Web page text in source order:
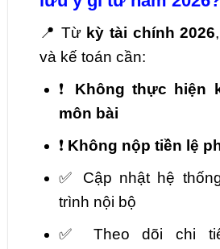
📍 Từ kỳ tài chính 2026
và kế toán cần:
❗ Không thực hiện
môn bài
❗ Không nộp tiền lệ
✅ Cập nhật hệ
trình nội bộ
✅ Theo dõi chi